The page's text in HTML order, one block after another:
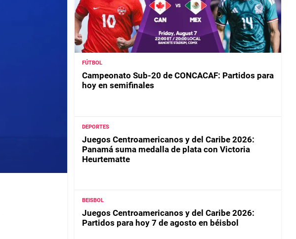
FÚTBOL
Campeonato Sub-20 de CONCACAF: Partidos para
hoy en semifinales
DEPORTES
Juegos Centroamericanos y del Caribe 2026:
Panamá suma medalla de plata con Victoria
Heurtematte
BEISBOL
Juegos Centroamericanos y del Caribe 2026:
Partidos para hoy 7 de agosto en béisbol